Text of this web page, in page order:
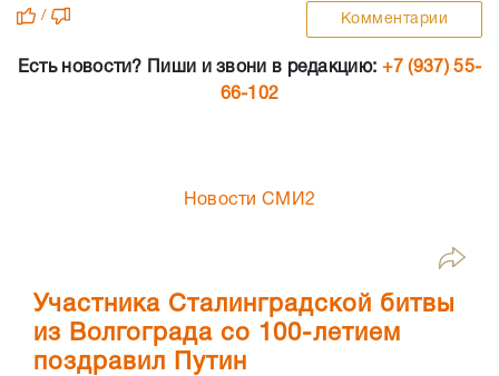
/ Комментарии
Есть новости? Пиши и звони в редакцию: +7 (937) 55-
66-102
Новости СМИ2
Участника Сталинградской битвы
из Волгограда со 100-летием
поздравил Путин